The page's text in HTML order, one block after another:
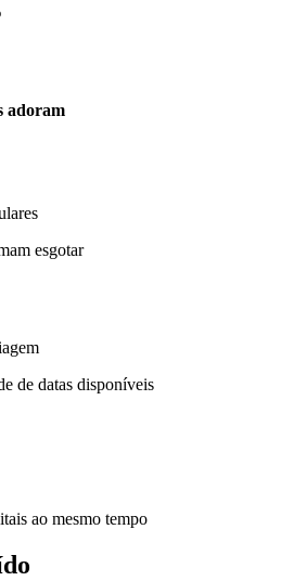
adoram
esgotar
de datas disponíveis
ao mesmo tempo